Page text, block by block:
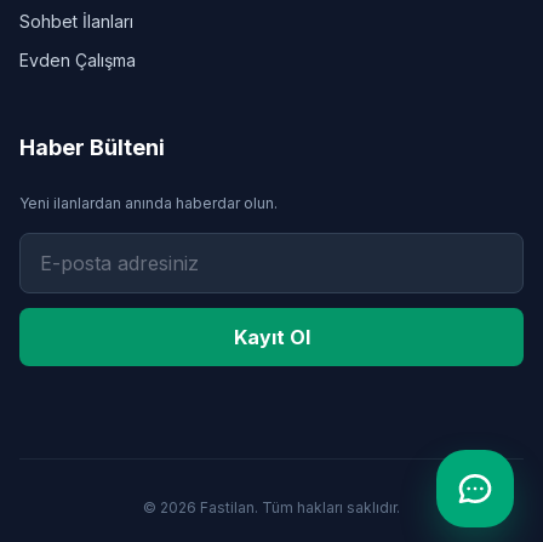
Sohbet İlanları
Evden Çalışma
Haber Bülteni
Yeni ilanlardan anında haberdar olun.
Kayıt Ol
© 2026 Fastilan. Tüm hakları saklıdır.